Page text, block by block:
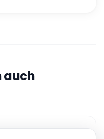
auch